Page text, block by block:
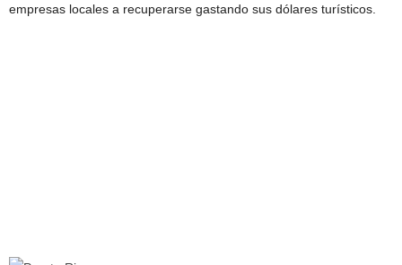
empresas locales a recuperarse gastando sus dólares turísticos.